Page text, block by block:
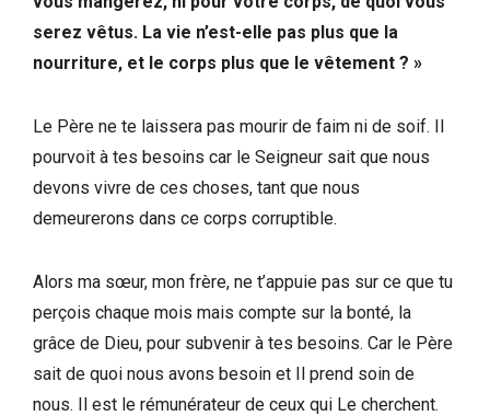
serez vêtus. La vie n’est-elle pas plus que la
nourriture, et le corps plus que le vêtement ? »
Le Père ne te laissera pas mourir de faim ni de soif. Il
pourvoit à tes besoins car le Seigneur sait que nous
devons vivre de ces choses, tant que nous
demeurerons dans ce corps corruptible.
Alors ma sœur, mon frère, ne t’appuie pas sur ce que tu
perçois chaque mois mais compte sur la bonté, la
grâce de Dieu, pour subvenir à tes besoins. Car le Père
sait de quoi nous avons besoin et Il prend soin de
nous. Il est le rémunérateur de ceux qui Le cherchent.